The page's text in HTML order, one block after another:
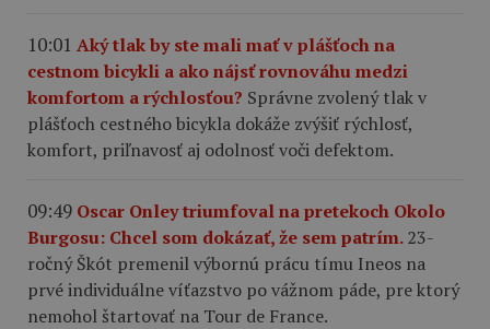
10:01 Aký tlak by ste mali mať v plášťoch na
cestnom bicykli a ako nájsť rovnováhu medzi
komfortom a rýchlosťou? Správne zvolený tlak v
plášťoch cestného bicykla dokáže zvýšiť rýchlosť,
komfort, priľnavosť aj odolnosť voči defektom.
09:49 Oscar Onley triumfoval na pretekoch Okolo
Burgosu: Chcel som dokázať, že sem patrím.23-
ročný Škót premenil výbornú prácu tímu Ineos na
prvé individuálne víťazstvo po vážnom páde, pre ktorý
nemohol štartovať na Tour de France.